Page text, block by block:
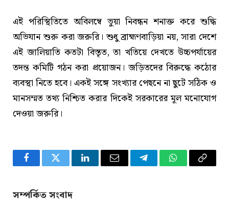
এই পরিস্থিতিতে অবিলম্বে ভুয়া নিবন্ধন শনাক্ত করে শুদ্ধি
অভিযান শুরু করা জরুরি। শুধু ব্রাহ্মণবাড়িয়া নয়, সারা দেশে
এই জালিয়াতি কতটা বিস্তৃত, তা খতিয়ে দেখতে উচ্চপর্যায়ের
তদন্ত কমিটি গঠন করা প্রয়োজন। জড়িতদের বিরুদ্ধে কঠোর
ব্যবস্থা নিতে হবে। একই সঙ্গে সংখ্যার পেছনে না ছুটে সঠিক ও
মানসম্মত তথ্য নিশ্চিত করার দিকেই সরকারের মূল মনোযোগ
দেওয়া জরুরি।
FacebookTwitter LinkedInEmail TelegramWhatsApp
Copy
সম্পর্কিত সংবাদ